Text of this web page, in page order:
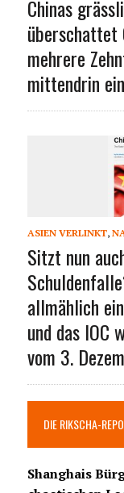
Chinas
überschattet
mehrere
mittendrin
ASIEN VERLINKT,
Sitzt nun
allmählich
und das IOC
vom 3.
DIE RIKSCHA-
Shanghais